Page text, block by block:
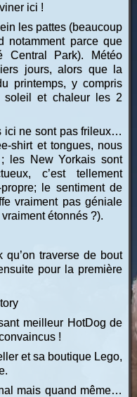
ici !
les pattes (beaucoup
notamment parce que
Central Park). Météo
jours, alors que la
printemps, y compris
soleil et chaleur les 2
ici ne sont pas frileux…
shirt et tongues, nous
les New Yorkais sont
c’est tellement
le sentiment de
vraiment pas géniale
étonnés ?).
qu’on traverse de bout
pour la première
meilleur HotDog de
!
et sa boutique Lego,
mais quand même…